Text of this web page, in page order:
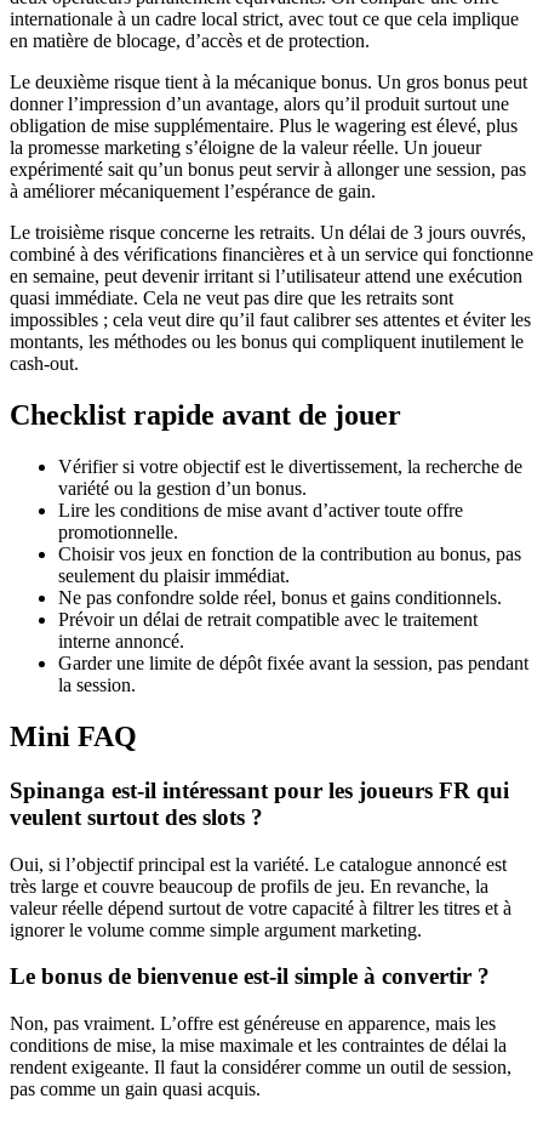
internationale à un cadre local strict, avec tout ce que cela implique
en matière de blocage, d’accès et de protection.
Le deuxième risque tient à la mécanique bonus. Un gros bonus peut
donner l’impression d’un avantage, alors qu’il produit surtout une
obligation de mise supplémentaire. Plus le wagering est élevé, plus
la promesse marketing s’éloigne de la valeur réelle. Un joueur
expérimenté sait qu’un bonus peut servir à allonger une session, pas
à améliorer mécaniquement l’espérance de gain.
Le troisième risque concerne les retraits. Un délai de 3 jours ouvrés,
combiné à des vérifications financières et à un service qui fonctionne
en semaine, peut devenir irritant si l’utilisateur attend une exécution
quasi immédiate. Cela ne veut pas dire que les retraits sont
impossibles ; cela veut dire qu’il faut calibrer ses attentes et éviter les
montants, les méthodes ou les bonus qui compliquent inutilement le
cash-out.
Checklist rapide avant de jouer
Vérifier si votre objectif est le divertissement, la recherche de
variété ou la gestion d’un bonus.
Lire les conditions de mise avant d’activer toute offre
promotionnelle.
Choisir vos jeux en fonction de la contribution au bonus, pas
seulement du plaisir immédiat.
Ne pas confondre solde réel, bonus et gains conditionnels.
Prévoir un délai de retrait compatible avec le traitement
interne annoncé.
Garder une limite de dépôt fixée avant la session, pas pendant
la session.
Mini FAQ
Spinanga est-il intéressant pour les joueurs FR qui
veulent surtout des slots ?
Oui, si l’objectif principal est la variété. Le catalogue annoncé est
très large et couvre beaucoup de profils de jeu. En revanche, la
valeur réelle dépend surtout de votre capacité à filtrer les titres et à
ignorer le volume comme simple argument marketing.
Le bonus de bienvenue est-il simple à convertir ?
Non, pas vraiment. L’offre est généreuse en apparence, mais les
conditions de mise, la mise maximale et les contraintes de délai la
rendent exigeante. Il faut la considérer comme un outil de session,
pas comme un gain quasi acquis.